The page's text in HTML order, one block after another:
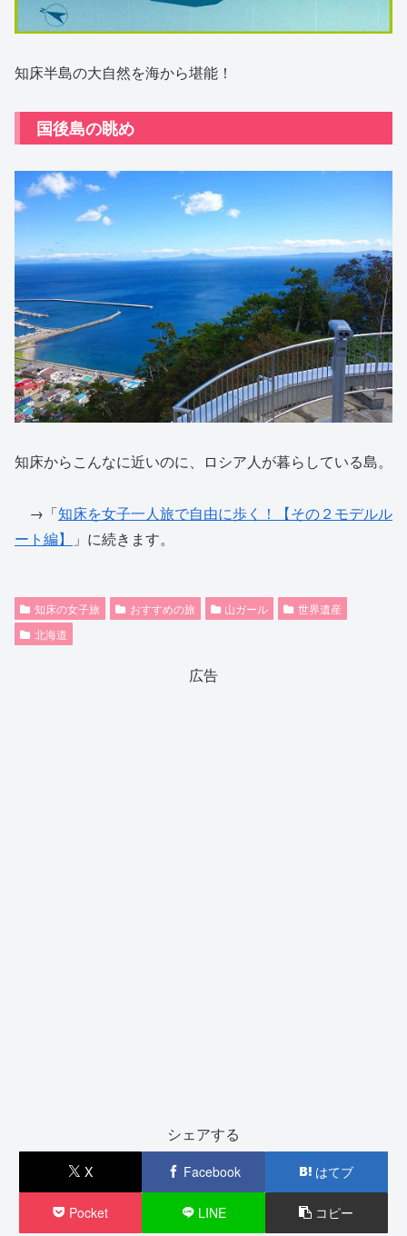
知床半島の大自然を海から堪能！
国後島の眺め
知床からこんなに近いのに、ロシア人が暮らしている島。
→「知床を女子一人旅で自由に歩く！【その２モデルル
ート編】
」に続きます。
知床の女子旅 おすすめの旅 山ガール
世界遺産
北海道
広告
シェアする
X Facebook はてブ
Pocket LINE コピー